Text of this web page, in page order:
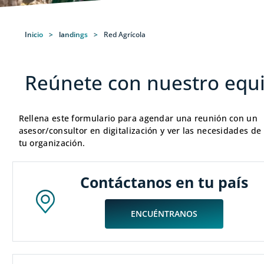
Inicio > landings > Red Agrícola
Reúnete con nuestro
Rellena este formulario para agendar una reunión con un
asesor/consultor en digitalización y ver las necesidades de
tu organización.
Contáctanos en tu país
ENCUÉNTRANOS